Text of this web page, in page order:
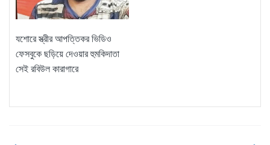
যশোরে স্ত্রীর আপত্তিকর ভিডিও
ফেসবুকে ছড়িয়ে দেওয়ার হুমকিদাতা
সেই রবিউল কারাগারে